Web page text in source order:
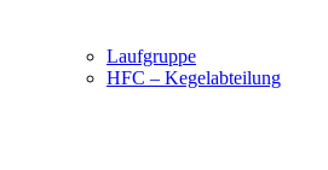
Laufgruppe
HFC – Kegelabteilung